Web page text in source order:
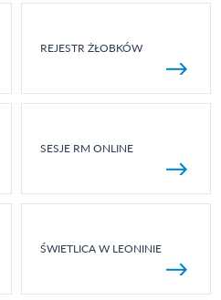
REJESTR ŻŁOBKÓW
SESJE RM ONLINE
ŚWIETLICA W LEONINIE